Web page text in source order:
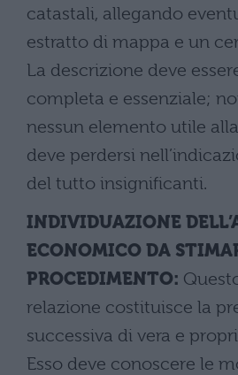
catastali, allegando
estratto di mappa e un
La descrizione deve
completa e essenziale;
nessun elemento utile
deve perdersi
del tutto insignificanti.
INDIVIDUAZIONE
ECONOMICO DA
PROCEDIMENTO:
relazione costituisce la
successiva di vera e
Esso deve conoscere le